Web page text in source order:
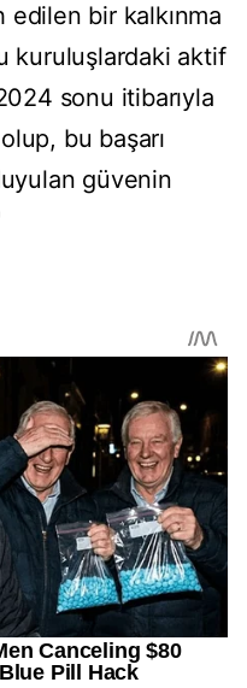
bir kalkınma
kuruluşlardaki aktif
sonu itibarıyla
bu başarı
güvenin